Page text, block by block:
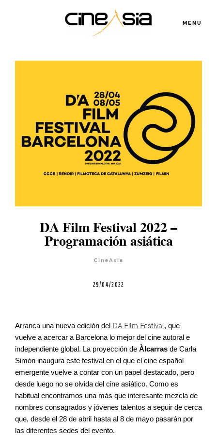
MENU
DA Film Festival 2022 –
Programación asiática
CineAsia
29/04/2022
Arranca una nueva edición del DA Film Festival, que
vuelve a acercar a Barcelona lo mejor del cine autoral e
independiente global. La proyección de Àlcarras de Carla
Simón inaugura este festival en el que el cine español
emergente vuelve a contar con un papel destacado, pero
desde luego no se olvida del cine asiático. Como es
habitual encontramos una más que interesante mezcla de
nombres consagrados y jóvenes talentos a seguir de cerca
que, desde el 28 de abril hasta al 8 de mayo pasarán por
las diferentes sedes del evento.
Agenda
Contacto
©2026 COPYRIGHT FLOTHEMES